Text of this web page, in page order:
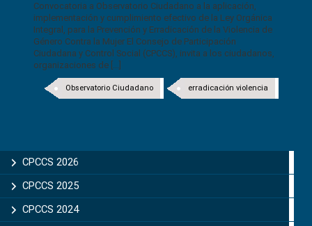
Convocatoria a Observatorio Ciudadano a la aplicación,
implementación y cumplimiento efectivo de la Ley Orgánica
Integral, para la Prevención y Erradicación de la Violencia de
Género Contra la Mujer El Consejo de Participación
Ciudadana y Control Social (CPCCS), invita a los ciudadanos,
organizaciones de [...]
erradicación violencia
Observatorio Ciudadano
CPCCS 2026
CPCCS 2025
CPCCS 2024